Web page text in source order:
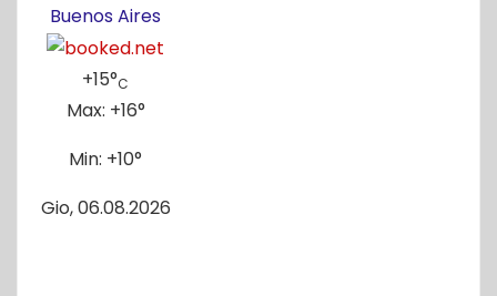
Buenos Aires
+15°C
Max: +16°
Min: +10°
Gio, 06.08.2026